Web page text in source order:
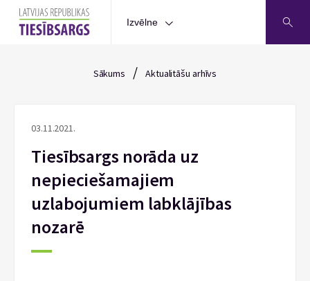
Izvēlne
Sākums / Aktualitāšu arhīvs
03.11.2021.
Tiesībsargs norāda uz
nepieciešamajiem
uzlabojumiem labklājības
nozarē